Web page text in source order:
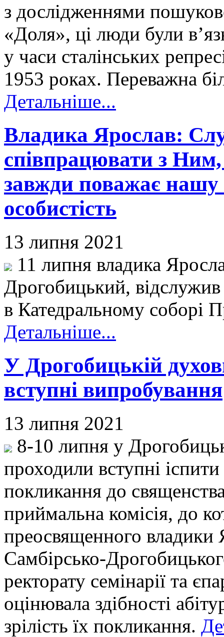
з дослідженнями
«Доля», ці люди були
у часи сталінських
1953 роках. Переважна
Детальніше...
Владика Ярослав:
співпрацювати з Ним,
завжди поважає нашу
особистість
13 липня 2021
11 липня владика
Дрогобицький,
в Катедральному соборі
Детальніше...
У Дрогобицькій
вступні випробування
13 липня 2021
8-10 липня у
проходили вступні
покликання до
приймальна комісія, до
преосвященного владики
Самбірсько-
ректорату семінарії та
оцінювала здібності
зрілість їх покликання.